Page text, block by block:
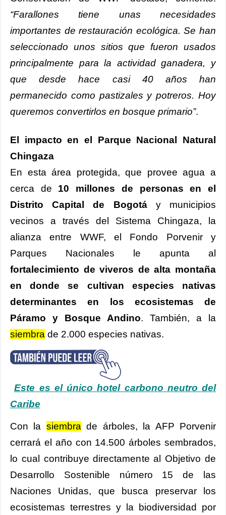
“Farallones tiene unas necesidades
importantes de restauración ecológica. Se han
seleccionado unos sitios que fueron usados
principalmente para la actividad ganadera, y
que desde hace casi 40 años han
permanecido como pastizales y potreros. Hoy
queremos convertirlos en bosque primario”.
El impacto en el Parque Nacional Natural
Chingaza
En esta área protegida, que provee agua a
cerca de 10 millones de personas en el
Distrito Capital de Bogotáy municipios
vecinos a través del Sistema Chingaza, la
alianza entre WWF, el Fondo Porvenir y
Parques Nacionales le apunta al
fortalecimiento de viveros de alta montaña
en donde se cultivan especies nativas
determinantes en los ecosistemas de
Páramo y Bosque Andino. También, a la
siembra de 2.000 especies nativas.
Este es el único hotel carbono neutro del
Caribe
Con la siembrade árboles, la AFP Porvenir
cerrará el año con 14.500 árboles sembrados,
lo cual contribuye directamente al Objetivo de
Desarrollo Sostenible número 15 de las
Naciones Unidas, que busca preservar los
ecosistemas terrestres y la biodiversidad por